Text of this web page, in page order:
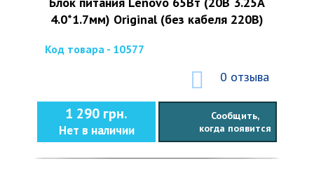
4.0*1.7мм) Original (без кабеля 220В)
Код товара - 10577
0 отзыва
1 290 грн.
Нет в наличии
Сообщить,
когда появится